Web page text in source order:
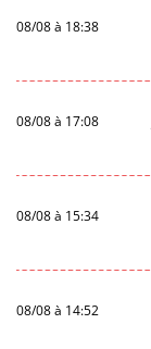
08/08 à 18:38
08/08 à 17:08
08/08 à 15:34
08/08 à 14:52